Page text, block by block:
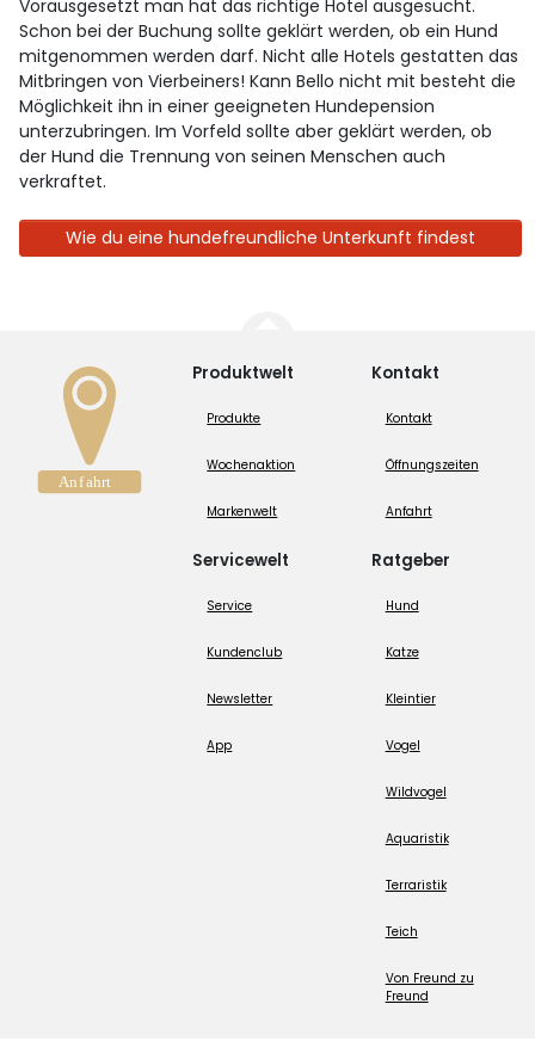
Vorausgesetzt man hat das richtige Hotel ausgesucht.
Schon bei der Buchung sollte geklärt werden, ob ein Hund
mitgenommen werden darf. Nicht alle Hotels gestatten das
Mitbringen von Vierbeiners! Kann Bello nicht mit besteht die
Möglichkeit ihn in einer geeigneten Hundepension
unterzubringen. Im Vorfeld sollte aber geklärt werden, ob
der Hund die Trennung von seinen Menschen auch
verkraftet.
Wie du eine hundefreundliche Unterkunft findest
Produktwelt
Produkte
Wochenaktion
Markenwelt
Servicewelt
Service
Kundenclub
Newsletter
App
Kontakt
Kontakt
Öffnungszeiten
Anfahrt
Ratgeber
Hund
Katze
Kleintier
Vogel
Wildvogel
Aquaristik
Terraristik
Teich
Von Freund zu
Freund